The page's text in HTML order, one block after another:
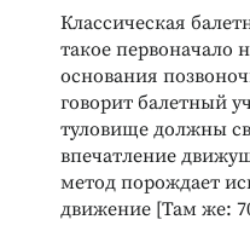
Классическая
такое первоначало
основания
говорит балетный
туловище должны
впечатление
метод порождает
движение [Там же: